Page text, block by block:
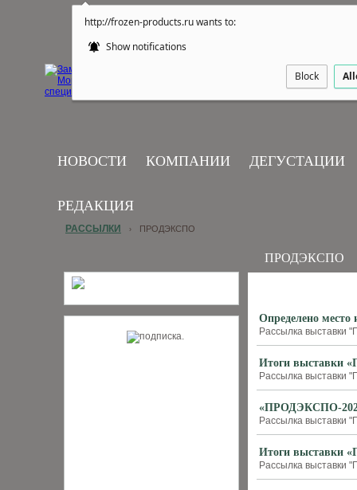
http://frozen-products.ru wants to:
Show notifications
Block
НОВОСТИ КОМПАНИИ ДЕГУСТАЦИИ
РЕДАКЦИЯ
РАССЫЛКИ › ПРОДЭКСПО
ПРОДЭКСПО
Определено место
Рассылка выставки
Итоги выставки
Рассылка выставки
«ПРОДЭКСПО-
Рассылка выставки
Итоги выставки
Рассылка выставки